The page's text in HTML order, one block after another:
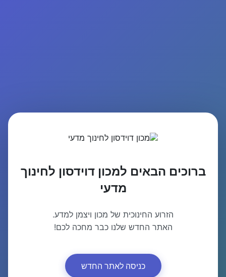
ברוכים הבאים למכון דוידסון לחינוך
מדעי
הזרוע החינוכית של מכון ויצמן למדע.
האתר החדש שלנו כבר מחכה לכם!
כניסה לאתר החדש